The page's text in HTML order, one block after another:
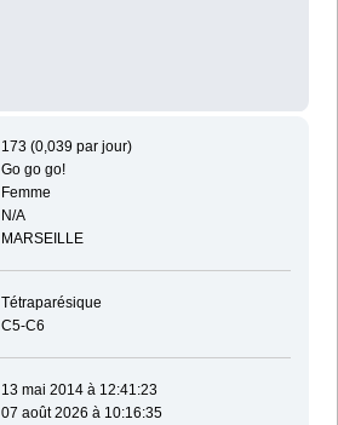
173 (0,039 par jour)
Go go go!
Femme
N/A
MARSEILLE
Tétraparésique
C5-C6
13 mai 2014 à 12:41:23
07 août 2026 à 10:16:35